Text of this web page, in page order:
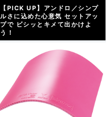
【PICK UP】アンドロ／シンプ
ルさに込めた心意気 セットアッ
プで ビシッとキメて出かけよ
う！